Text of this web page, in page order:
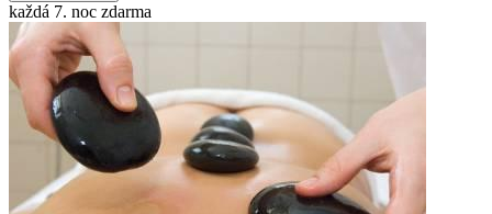
každá 7. noc zdarma